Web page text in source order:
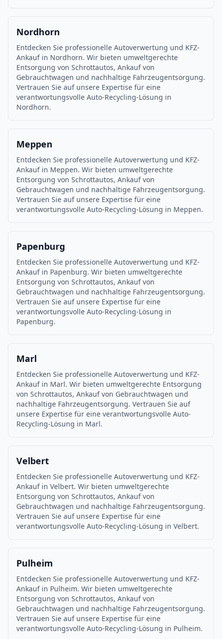
Nordhorn
Entdecken Sie professionelle Autoverwertung und KFZ-
Ankauf in Nordhorn. Wir bieten umweltgerechte
Entsorgung von Schrottautos, Ankauf von
Gebrauchtwagen und nachhaltige Fahrzeugentsorgung.
Vertrauen Sie auf unsere Expertise für eine
verantwortungsvolle Auto-Recycling-Lösung in
Nordhorn.
Meppen
Entdecken Sie professionelle Autoverwertung und KFZ-
Ankauf in Meppen. Wir bieten umweltgerechte
Entsorgung von Schrottautos, Ankauf von
Gebrauchtwagen und nachhaltige Fahrzeugentsorgung.
Vertrauen Sie auf unsere Expertise für eine
verantwortungsvolle Auto-Recycling-Lösung in Meppen.
Papenburg
Entdecken Sie professionelle Autoverwertung und KFZ-
Ankauf in Papenburg. Wir bieten umweltgerechte
Entsorgung von Schrottautos, Ankauf von
Gebrauchtwagen und nachhaltige Fahrzeugentsorgung.
Vertrauen Sie auf unsere Expertise für eine
verantwortungsvolle Auto-Recycling-Lösung in
Papenburg.
Marl
Entdecken Sie professionelle Autoverwertung und KFZ-
Ankauf in Marl. Wir bieten umweltgerechte Entsorgung
von Schrottautos, Ankauf von Gebrauchtwagen und
nachhaltige Fahrzeugentsorgung. Vertrauen Sie auf
unsere Expertise für eine verantwortungsvolle Auto-
Recycling-Lösung in Marl.
Velbert
Entdecken Sie professionelle Autoverwertung und KFZ-
Ankauf in Velbert. Wir bieten umweltgerechte
Entsorgung von Schrottautos, Ankauf von
Gebrauchtwagen und nachhaltige Fahrzeugentsorgung.
Vertrauen Sie auf unsere Expertise für eine
verantwortungsvolle Auto-Recycling-Lösung in Velbert.
Pulheim
Entdecken Sie professionelle Autoverwertung und KFZ-
Ankauf in Pulheim. Wir bieten umweltgerechte
Entsorgung von Schrottautos, Ankauf von
Gebrauchtwagen und nachhaltige Fahrzeugentsorgung.
Vertrauen Sie auf unsere Expertise für eine
verantwortungsvolle Auto-Recycling-Lösung in Pulheim.